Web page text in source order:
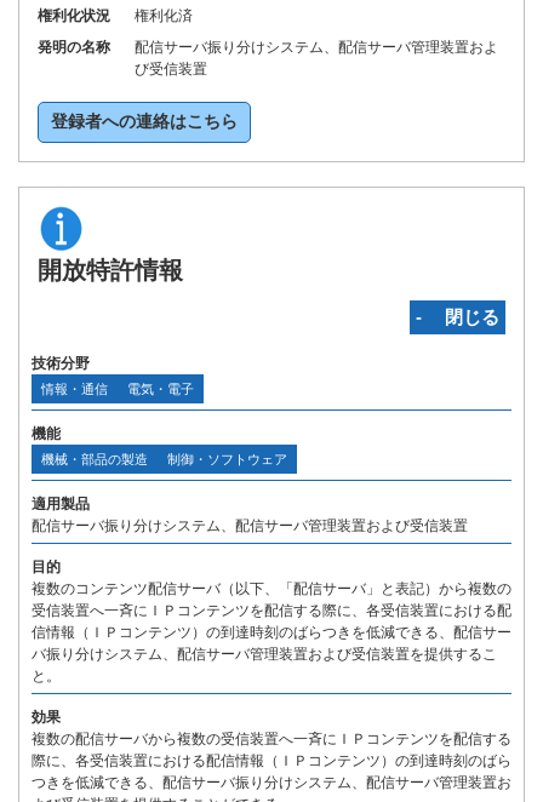
権利化状況
権利化済
発明の名称
配信サーバ振り分けシステム、配信サーバ管理装置およ
び受信装置
登録者への連絡はこちら
開放特許情報
‐ 閉じる
技術分野
情報・通信 電気・電子
機能
機械・部品の製造 制御・ソフトウェア
適用製品
配信サーバ振り分けシステム、配信サーバ管理装置および受信装置
目的
複数のコンテンツ配信サーバ（以下、「配信サーバ」と表記）から複数の
受信装置へ一斉にＩＰコンテンツを配信する際に、各受信装置における配
信情報（ＩＰコンテンツ）の到達時刻のばらつきを低減できる、配信サー
バ振り分けシステム、配信サーバ管理装置および受信装置を提供するこ
と。
効果
複数の配信サーバから複数の受信装置へ一斉にＩＰコンテンツを配信する
際に、各受信装置における配信情報（ＩＰコンテンツ）の到達時刻のばら
つきを低減できる、配信サーバ振り分けシステム、配信サーバ管理装置お